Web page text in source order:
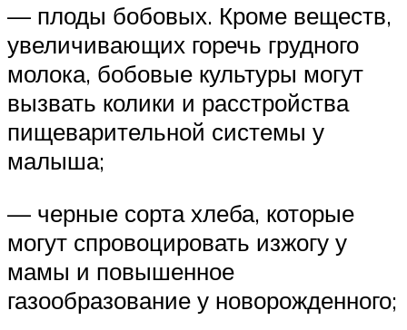
— плоды бобовых. Кроме веществ,
увеличивающих горечь грудного
молока, бобовые культуры могут
вызвать колики и расстройства
пищеварительной системы у
малыша;
— черные сорта хлеба, которые
могут спровоцировать изжогу у
мамы и повышенное
газообразование у новорожденного;